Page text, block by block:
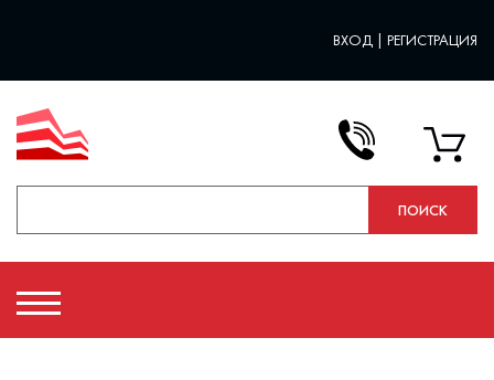
ВХОД | РЕГИСТРАЦИЯ